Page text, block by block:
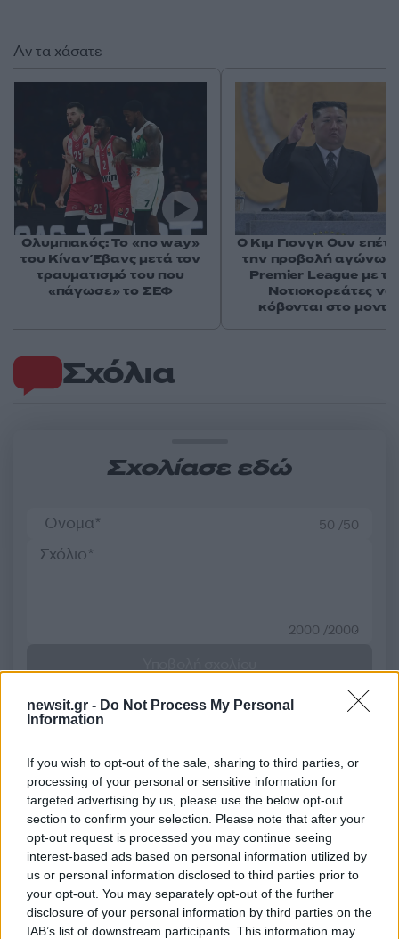
newsit.gr - Do Not Process My Personal
Information
If you wish to opt-out of the sale, sharing to third parties, or
processing of your personal or sensitive information for
targeted advertising by us, please use the below opt-out
section to confirm your selection. Please note that after your
opt-out request is processed you may continue seeing
interest-based ads based on personal information utilized by
us or personal information disclosed to third parties prior to
your opt-out. You may separately opt-out of the further
disclosure of your personal information by third parties on the
IAB’s list of downstream participants. This information may
Σχόλια
Σχολίασε εδώ
50 /50
2000 /2000
Όροι Χρήσης. Το site προστατεύεται από reCAPTCHA, ισχύουν
Πολιτική Απορρήτου
ΚΙΝΑΝ ΕΒΑΝΣ
ΟΛΥΜΠΙΑΚΟΣ
Share:
Ακολουθήστε το Νewsit.gr στοGoogle Newsκαι
ενημερωθείτε πρώτοι για όλη την ειδησεογραφία και τα
τελευταία νέα της ημέρας
Αν τα χάσατε
Ολυμπιακός: Το «no way»
του Κίναν Έβανς μετά τον
τραυματισμό του που
«πάγωσε» το ΣΕΦ
Ο Κιμ Γιονγκ Ουν
την προβολή αγώνων
Premier League με
Νοτιοκορεάτες να
κόβονται στο